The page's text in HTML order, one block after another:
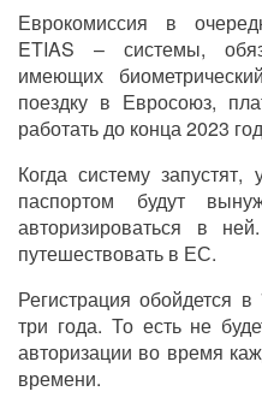
Еврокомиссия в
ETIAS – системы,
имеющих
поездку в Евросоюз,
работать до конца 2023
Когда систему
паспортом будут
авторизироваться в
путешествовать в ЕС.
Регистрация обойдется
три года. То есть не
авторизации во время
времени.